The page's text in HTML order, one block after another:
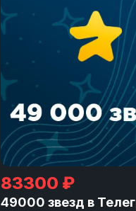
83300 ₽
49000 звезд в